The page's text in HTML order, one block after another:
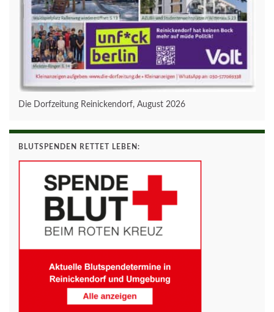
Die Dorfzeitung Reinickendorf, August 2026
BLUTSPENDEN RETTET LEBEN: